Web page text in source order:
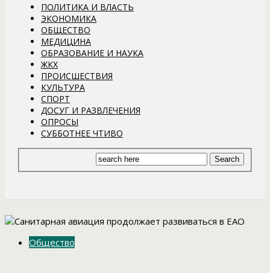
ПОЛИТИКА И ВЛАСТЬ
ЭКОНОМИКА
ОБЩЕСТВО
МЕДИЦИНА
ОБРАЗОВАНИЕ И НАУКА
ЖКХ
ПРОИСШЕСТВИЯ
КУЛЬТУРА
СПОРТ
ДОСУГ И РАЗВЛЕЧЕНИЯ
ОПРОСЫ
СУББОТНЕЕ ЧТИВО
Общество